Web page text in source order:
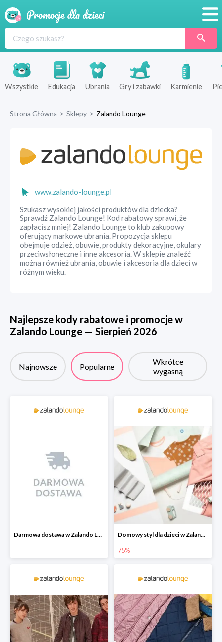
Produkty
Sklepy
Wszystkie Edukacja Ubrania Gry i zabawki Karmienie
Strona Główna > Sklepy > Zalando Lounge
www.zalando-lounge.pl
Szukasz wysokiej jakości produktów dla dziecka?
Sprawdź Zalando Lounge! Kod rabatowy sprawi, że
zapłacisz mniej! Zalando Lounge to klub zakupowy
oferujący markowe ubrania. Propozycja sklepu
obejmuje odzież, obuwie, produkty dekoracyjne, okulary
przeciwsłoneczne i inne akcesoria. W sklepie znaleźć
można również ubrania, obuwie i akcesoria dla dzieci w
różnym wieku.
Najlepsze kody rabatowe i promocje w
Zalando Lounge — Sierpień 2026
Najnowsze Popularne
Wkrótce
wygasną
Darmowa dostawa w Zalando Lounge Domowy styl dla dzieci w Zalando Lounge do -75%
75%